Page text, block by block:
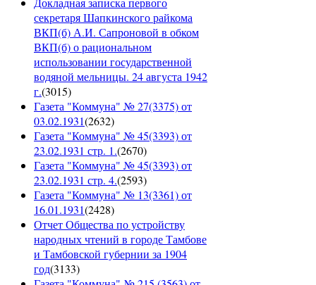
секретаря Шапкинского райкома
ВКП(б) А.И. Сапроновой в обком
ВКП(б) о рациональном
использовании государственной
водяной мельницы. 24 августа 1942
г.(3015)
Газета "Коммуна" № 27(3375) от
03.02.1931(2632)
Газета "Коммуна" № 45(3393) от
23.02.1931 стр. 1.(2670)
Газета "Коммуна" № 45(3393) от
23.02.1931 стр. 4.(2593)
Газета "Коммуна" № 13(3361) от
16.01.1931(2428)
Отчет Общества по устройству
народных чтений в городе Тамбове
и Тамбовской губернии за 1904
год(3133)